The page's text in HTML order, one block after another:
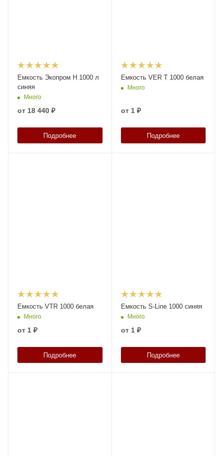
Емкость Экопром H 1000 л
синяя
Много
от 18 440 ₽
Подробнее
Емкость VER T 1000 белая
Много
от 1 ₽
Подробнее
Емкость VTR 1000 белая
Много
от 1 ₽
Подробнее
Емкость S-Line 1000 синяя
Много
от 1 ₽
Подробнее